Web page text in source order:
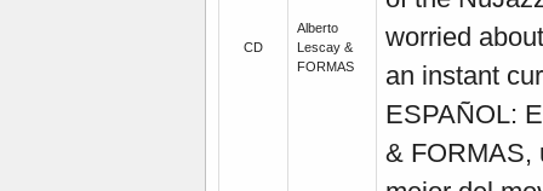
CD
Alberto
Lescay &
FORMAS
worried
an instant
ESPAÑOL:
& FORMAS,